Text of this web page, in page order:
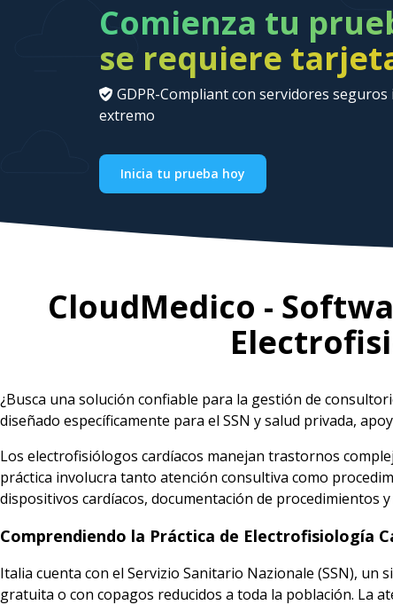
Comienza tu
se requiere
GDPR-Compliant con servidores
extremo
Inicia tu prueba hoy
CloudMedico -
¿Busca una solución confiable para la gestión de
diseñado específicamente para el SSN y salud privada,
Los electrofisiólogos cardíacos manejan trastornos
práctica involucra tanto atención consultiva como
dispositivos cardíacos, documentación de procedimientos
Comprendiendo la Práctica de Electrofisiología
Italia cuenta con el Servizio Sanitario Nazionale (SSN),
gratuita o con copagos reducidos a toda la población. La